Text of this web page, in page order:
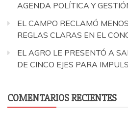
AGENDA POLÍTICA Y
EL CAMPO RECLAMÓ
REGLAS CLARAS EN EL
EL AGRO LE PRESENTÓ A
DE CINCO EJES PARA
COMENTARIOS RECIENTES